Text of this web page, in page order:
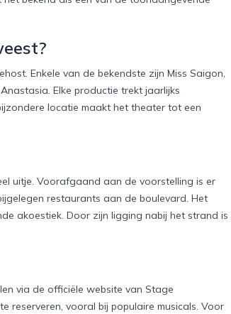
Enkele van de bekendste zijn Miss Saigon,
Elke productie trekt jaarlijks
locatie maakt het theater tot een
uitje. Voorafgaand aan de voorstelling is er
restaurants aan de boulevard. Het
akoestiek. Door zijn ligging nabij het strand is
via de officiële website van Stage
reserveren, vooral bij populaire musicals. Voor